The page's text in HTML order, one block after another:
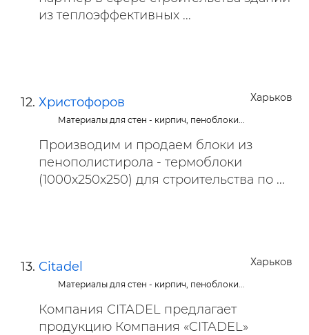
из теплоэффективных ...
Харьков
Христофоров
Материалы для стен - кирпич, пеноблоки...
Производим и продаем блоки из
пенополистирола - термоблоки
(1000х250х250) для строительства по ...
Харьков
Citadel
Материалы для стен - кирпич, пеноблоки...
Компания CITADEL предлагает
продукцию Компания «CITADEL»